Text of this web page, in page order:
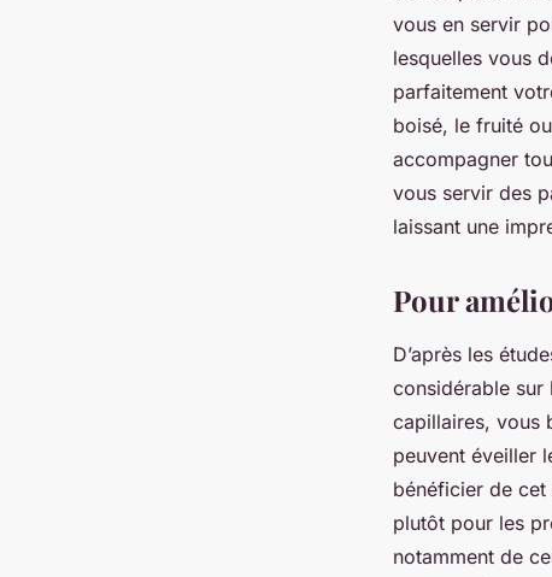
vous en servir
lesquelles vous
parfaitement
boisé, le fruité
accompagner
vous servir des
laissant une
Pour
D’après les
considérable sur
capillaires, vous
peuvent éveiller
bénéficier de
plutôt pour les
notamment de